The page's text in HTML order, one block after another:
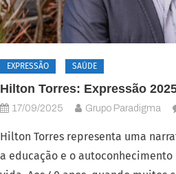
EXPRESSÃO SAÚDE
Hilton Torres: Expressão
17/09/2025 Grupo Paradigma
Hilton Torres representa uma
a educação e o